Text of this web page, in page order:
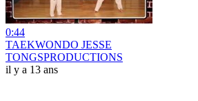
0:44
TAEKWONDO JESSE
TONGSPRODUCTIONS
il y a 13 ans